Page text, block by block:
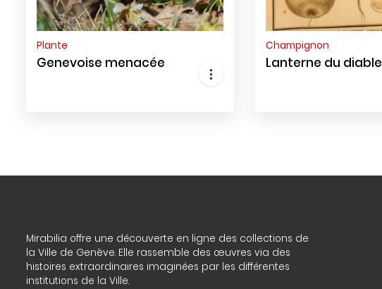
Plante
Genevoise menacée
Champignon
Lanterne du diable
Mirabilia offre une découverte en ligne des collections de
la Ville de Genève. Elle rassemble des œuvres via des
histoires extraordinaires imaginées par les différentes
institutions de la Ville.